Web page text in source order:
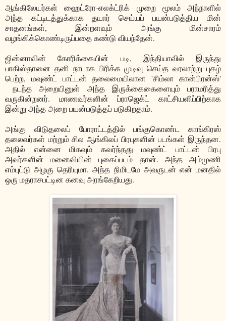
ஆங்கிலேயர்கள் ஹைட்ரோ-எலக்ட்ரிக் முறை மூலம் அந்நாளில்
அந்த கட்டிடத்துக்காக தயார் செய்யப் பயன்படுத்திய மின்
சாதனங்கள், இன்றளவும் அங்கு மின்சாரம்
வழங்கிக்கொண்டிருப்பதை கண்டு வியந்தேன்.
ஜின்னாவின் கோரிக்கையின் படி, இந்தியாவில் இருந்து
பாகிஸ்தானை தனி நாடாக பிரிக்க முடிவு செய்த வரலாற்று புகழ்
பெற்ற, மவுண்ட் பாட்டன் தலைமையிலான 'சிம்லா கான்பிரன்ஸ்'
நடந்த அறையினுள் அந்த இருக்கைகைளையும் பராமரித்து
வருகின்றனர். மாணவர்களின் ப்ராஜெக்ட் காட்சியளிப்பிற்காக
இன்று அந்த அறை பயன்படுத்தப் படுகிறதாம்.
அங்கு விடுதலைப் போராட்டத்தில் பங்குகொண்ட காங்கிரஸ்
தலைவர்கள் மற்றும் சில ஆங்கிலப் பிரபுகளின் படங்கள் இருந்தன.
அதில் என்னை மிகவும் கவர்ந்தது மவுண்ட் பாட்டன் பிரபு
அவர்களின் மனைவியின் புகைப்படம் தான். அந்த அம்முணி
எம்புட்டு அழகு தெரியுமா. அந்த நிமிடமே அவருடன் என் மனதில்
ஒரு மதராசபட்டின கனவு அரங்கேறியது.